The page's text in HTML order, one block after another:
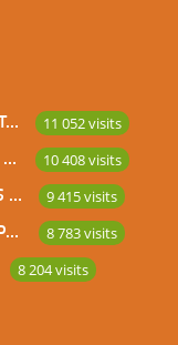
DABOU, VILLE DES LAGUNES, CAPITALE DES ADJOUKROU 11 052 visits
BOUNA, PREMIER DES ROYAUMES DE CÔTE D’IVOIRE 10 408 visits
SAKASSOU, CAPITALE ROYALE DES BAOULES 9 415 visits
LES CONTES AFRICAINS, TRESOR POUR L’HUMANITE 8 783 visits
8 204 visits